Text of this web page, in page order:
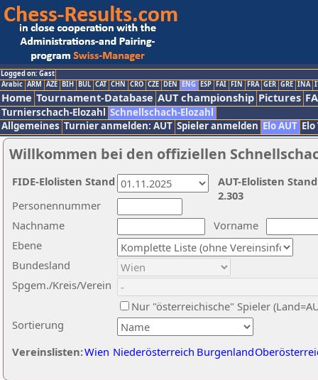
Logged on: Gast
Arabic ARM AZE BIH BUL CAT CHN CRO CZE DEN ENG ESP FAI FIN FRA GER GRE INA
Home Tournament-Database AUT championship Pictures
Turnierschach-Elozahl Schnellschach-Elozahl
Allgemeines Turnier anmelden: AUT Spieler anmelden Elo AUT
Willkommen bei den offiziellen
Nachname
Vorname
Ebene
Sortierung
Personennummer
Bundesland
Spgem./Kreis/Verein
Nur "österreichische" Spieler
Vereinslisten:Wien Niederösterreich Burgenland
AUT-Elolisten
2.303
FIDE-Elolisten Stand